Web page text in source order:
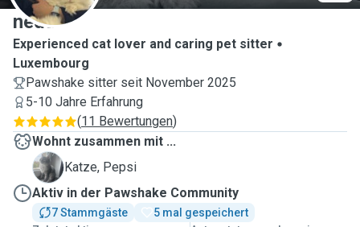
neda
Experienced cat lover and caring pet sitter
Luxembourg
Pawshake sitter seit November 2025
5-10 Jahre Erfahrung
(11 Bewertungen)
Wohnt zusammen mit ...
P
Katze, Pepsi
Aktiv in der Pawshake Community
7 Stammgäste
5 mal gespeichert